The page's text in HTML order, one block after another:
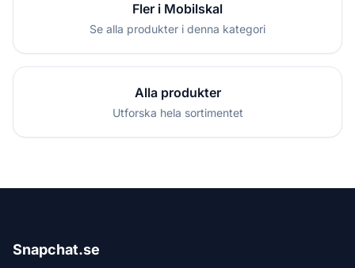
Fler i Mobilskal
Se alla produkter i denna kategori
Alla produkter
Utforska hela sortimentet
Snapchat.se